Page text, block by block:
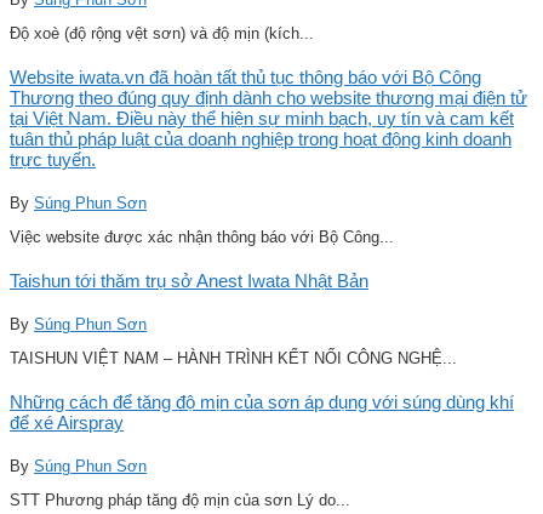
Độ xoè (độ rộng vệt sơn) và độ mịn (kích...
Website iwata.vn đã hoàn tất thủ tục thông báo với Bộ Công
Thương theo đúng quy định dành cho website thương mại điện tử
tại Việt Nam. Điều này thể hiện sự minh bạch, uy tín và cam kết
tuân thủ pháp luật của doanh nghiệp trong hoạt động kinh doanh
trực tuyến.
By Súng Phun Sơn
Việc website được xác nhận thông báo với Bộ Công...
Taishun tới thăm trụ sở Anest Iwata Nhật Bản
By Súng Phun Sơn
TAISHUN VIỆT NAM – HÀNH TRÌNH KẾT NỐI CÔNG NGHỆ...
Những cách để tăng độ mịn của sơn áp dụng với súng dùng khí
để xé Airspray
By Súng Phun Sơn
STT Phương pháp tăng độ mịn của sơn Lý do...